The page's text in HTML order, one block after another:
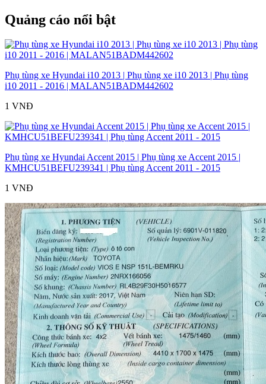
Quảng cáo nổi bật
Phụ tùng xe Hyundai i10 2013 | Phụ tùng xe i10 2013 | Phụ tùng
i10 2011 - 2016 | MALAN51BADM442602
1 VNĐ
Phụ tùng xe Hyundai Accent 2015 | Phụ tùng xe Accent 2015 |
KMHCU51BEFU239341 | Phụ tùng Accent 2011 - 2015
1 VNĐ